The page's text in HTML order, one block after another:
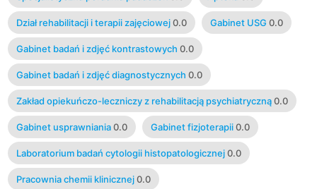
Dział rehabilitacji i terapii zajęciowej 0.0 Gabinet USG 0.0
Gabinet badań i zdjęć kontrastowych 0.0
Gabinet badań i zdjęć diagnostycznych 0.0
Zakład opiekuńczo-leczniczy z rehabilitacją psychiatryczną 0.0
Gabinet usprawniania 0.0 Gabinet fizjoterapii 0.0
Laboratorium badań cytologii histopatologicznej 0.0
Pracownia chemii klinicznej 0.0